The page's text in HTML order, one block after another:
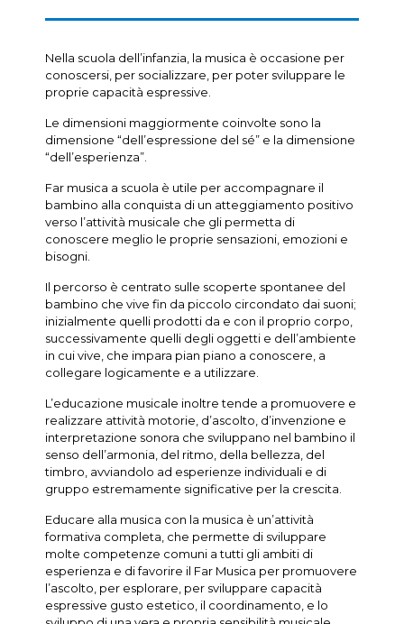
Nella scuola dell’infanzia, la musica è occasione per
conoscersi, per socializzare, per poter sviluppare le
proprie capacità espressive.
Le dimensioni maggiormente coinvolte sono la
dimensione “dell’espressione del sé” e la dimensione
“dell’esperienza”.
Far musica a scuola è utile per accompagnare il
bambino alla conquista di un atteggiamento positivo
verso l’attività musicale che gli permetta di
conoscere meglio le proprie sensazioni, emozioni e
bisogni.
Il percorso è centrato sulle scoperte spontanee del
bambino che vive fin da piccolo circondato dai suoni;
inizialmente quelli prodotti da e con il proprio corpo,
successivamente quelli degli oggetti e dell’ambiente
in cui vive, che impara pian piano a conoscere, a
collegare logicamente e a utilizzare.
L’educazione musicale inoltre tende a promuovere e
realizzare attività motorie, d’ascolto, d’invenzione e
interpretazione sonora che sviluppano nel bambino il
senso dell’armonia, del ritmo, della bellezza, del
timbro, avviandolo ad esperienze individuali e di
gruppo estremamente significative per la crescita.
Educare alla musica con la musica è un’attività
formativa completa, che permette di sviluppare
molte competenze comuni a tutti gli ambiti di
esperienza e di favorire il Far Musica per promuovere
l’ascolto, per esplorare, per sviluppare capacità
espressive gusto estetico, il coordinamento, e lo